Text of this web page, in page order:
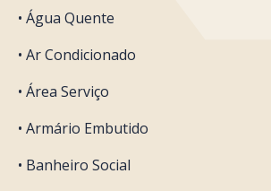
• Água Quente
• Ar Condicionado
• Área Serviço
• Armário Embutido
• Banheiro Social